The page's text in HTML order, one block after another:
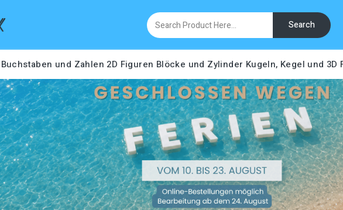
Search
Buchstaben und Zahlen 2D Figuren Blöcke und Zylinder Kugeln, Kegel und 3D